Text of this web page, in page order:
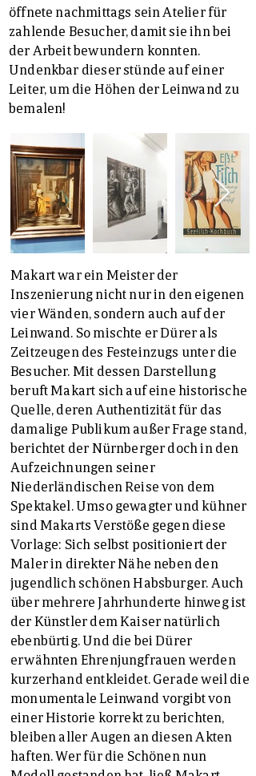
öffnete nachmittags sein Atelier für
zahlende Besucher, damit sie ihn bei
der Arbeit bewundern konnten.
Undenkbar dieser stünde auf einer
Leiter, um die Höhen der Leinwand zu
bemalen!
Makart war ein Meister der
Inszenierung nicht nur in den eigenen
vier Wänden, sondern auch auf der
Leinwand. So mischte er Dürer als
Zeitzeugen des Festeinzugs unter die
Besucher. Mit dessen Darstellung
beruft Makart sich auf eine historische
Quelle, deren Authentizität für das
damalige Publikum außer Frage stand,
berichtet der Nürnberger doch in den
Aufzeichnungen seiner
Niederländischen Reise von dem
Spektakel. Umso gewagter und kühner
sind Makarts Verstöße gegen diese
Vorlage: Sich selbst positioniert der
Maler in direkter Nähe neben den
jugendlich schönen Habsburger. Auch
über mehrere Jahrhunderte hinweg ist
der Künstler dem Kaiser natürlich
ebenbürtig. Und die bei Dürer
erwähnten Ehrenjungfrauen werden
kurzerhand entkleidet. Gerade weil die
monumentale Leinwand vorgibt von
einer Historie korrekt zu berichten,
bleiben aller Augen an diesen Akten
haften. Wer für die Schönen nun